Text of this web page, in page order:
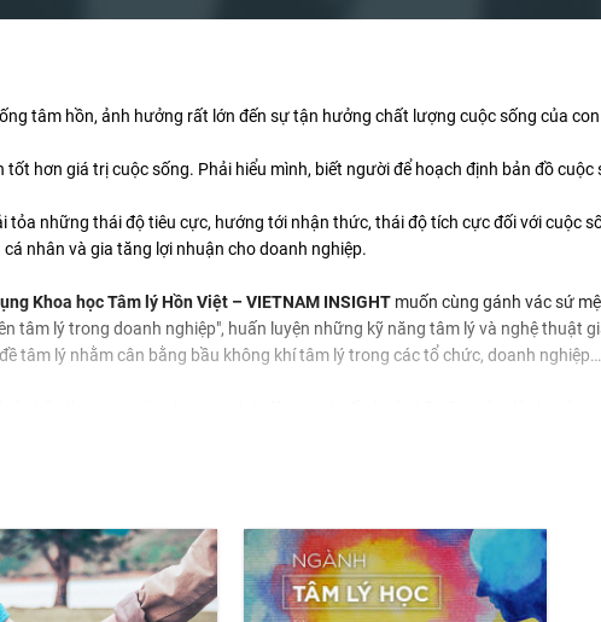
tâm hồn, ảnh hưởng rất lớn đến sự tận hưởng chất lượng cuộc sống của
hơn giá trị cuộc sống. Phải hiểu mình, biết người để hoạch định bản đồ
những thái độ tiêu cực, hướng tới nhận thức, thái độ tích cực đối với cuộc
nhân và gia tăng lợi nhuận cho doanh nghiệp.
Khoa học Tâm lý Hồn Việt – VIETNAM INSIGHT muốn cùng gánh vác sứ
tâm lý trong doanh nghiệp", huấn luyện những kỹ năng tâm lý và nghệ thuật
tâm lý nhằm cân bằng bầu không khí tâm lý trong các tổ chức, doanh nghiệp…
hãy tham gia các chương trình đào tạo, huấn luyện kỹ năng tâm lý chuyên
chọn tốt nhất để các doanh nghiệp tìm thấy chìa khóa cho giải pháp sử dụng